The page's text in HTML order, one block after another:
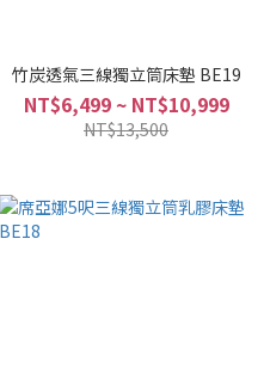
竹炭透氣三線獨立筒床墊 BE19
NT$6,499 ~ NT$10,999
NT$13,500